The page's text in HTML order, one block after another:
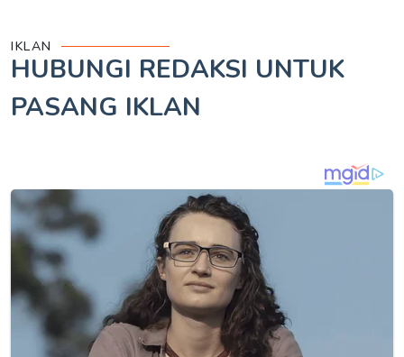
IKLAN
HUBUNGI REDAKSI UNTUK
PASANG IKLAN